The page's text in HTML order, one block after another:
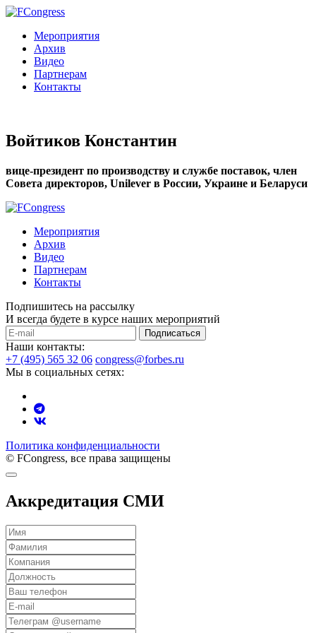
Мероприятия
Архив
Видео
Партнерам
Контакты
Войтиков Константин
вице-президент по производству и службе поставок, член
Совета директоров, Unilever в России, Украине и Беларуси
Мероприятия
Архив
Видео
Партнерам
Контакты
Подпишитесь на рассылку
И всегда будете в курсе наших мероприятий
Подписаться
Наши контакты:
+7 (495) 565 32 06 congress@forbes.ru
Мы в социальных сетях:
Политика конфиденциальности
© FCongress, все права защищены
Аккредитация СМИ